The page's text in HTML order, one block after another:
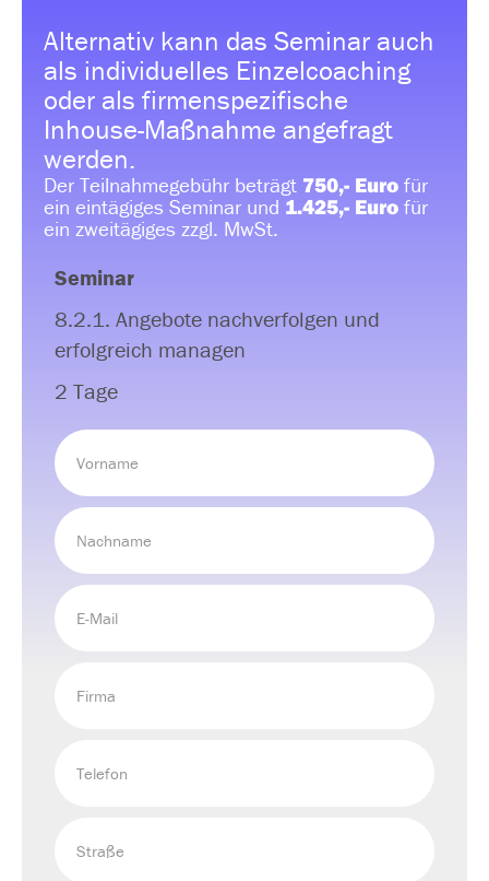
Alternativ kann das Seminar auch
als individuelles Einzelcoaching
oder als firmenspezifische
Inhouse-Maßnahme angefragt
werden.
Der Teilnahmegebühr beträgt 750,- Euro für
ein eintägiges Seminar und 1.425,- Euro für
ein zweitägiges zzgl. MwSt.
Seminar
8.2.1. Angebote nachverfolgen und
erfolgreich managen
2 Tage